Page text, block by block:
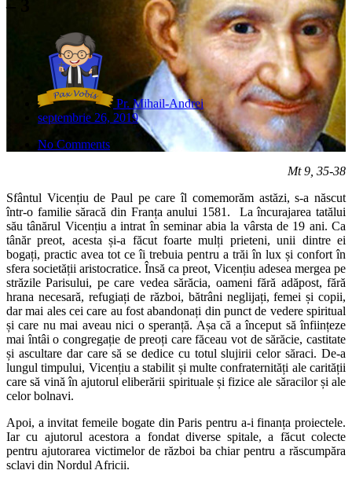
– 3
Pr. Mihail-Andrei
septembrie 26, 2019
No Comments
Mt 9, 35-38
Sfântul Vicențiu de Paul pe care îl comemorăm astăzi, s-a născut
într-o familie săracă din Franța anului 1581. La încurajarea tatălui
său tânărul Vicențiu a intrat în seminar abia la vârsta de 19 ani. Ca
tânăr preot, acesta și-a făcut foarte mulți prieteni, unii dintre ei
bogați, practic avea tot ce îi trebuia pentru a trăi în lux și confort în
sfera societății aristocratice. Însă ca preot, Vicențiu adesea mergea pe
străzile Parisului, pe care vedea sărăcia, oameni fără adăpost, fără
hrana necesară, refugiați de război, bătrâni neglijați, femei și copii,
dar mai ales cei care au fost abandonați din punct de vedere spiritual
și care nu mai aveau nici o speranță. Așa că a început să înființeze
mai întâi o congregație de preoți care făceau vot de sărăcie, castitate
și ascultare dar care să se dedice cu totul slujirii celor săraci. De-a
lungul timpului, Vicențiu a stabilit și multe confraternități ale carității
care să vină în ajutorul eliberării spirituale și fizice ale săracilor și ale
celor bolnavi.
Apoi, a invitat femeile bogate din Paris pentru a-i finanța proiectele.
Iar cu ajutorul acestora a fondat diverse spitale, a făcut colecte
pentru ajutorarea victimelor de război ba chiar pentru a răscumpăra
sclavi din Nordul Africii.